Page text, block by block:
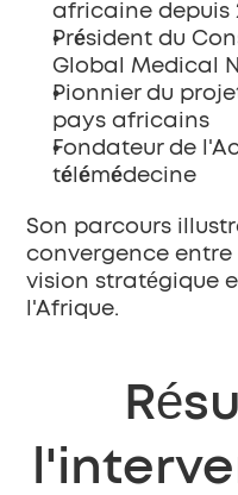
africaine depuis
Président du
Global Medical
Pionnier du
pays africains
Fondateur de
télémédecine
Son parcours
convergence entre
vision stratégique
l'Afrique.